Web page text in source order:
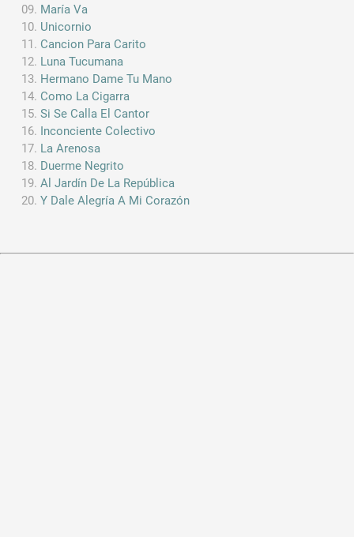
María Va
Unicornio
Cancion Para Carito
Luna Tucumana
Hermano Dame Tu Mano
Como La Cigarra
Si Se Calla El Cantor
Inconciente Colectivo
La Arenosa
Duerme Negrito
Al Jardín De La República
Y Dale Alegría A Mi Corazón